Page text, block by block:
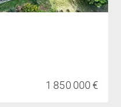
1 850 000 €